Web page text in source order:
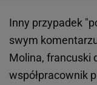
Inny przypadek
swym
Molina, francuski
współpracownik